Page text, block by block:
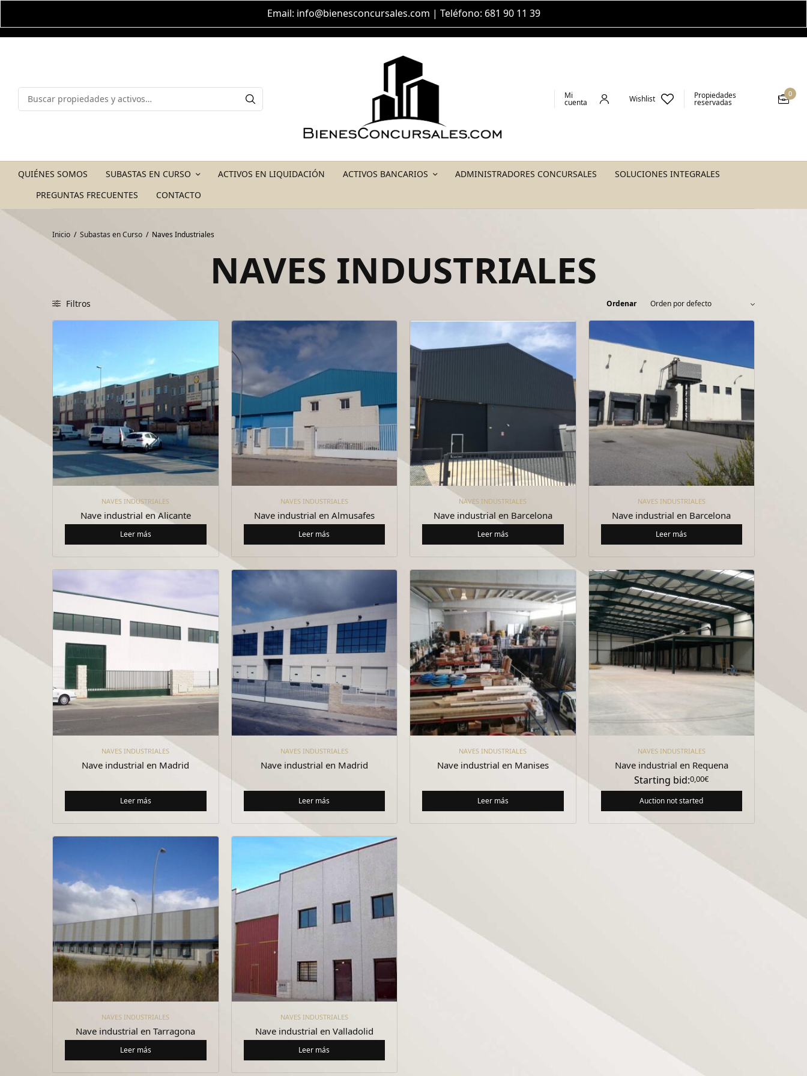
Email: info@bienesconcursales.com | Teléfono: 681 90 11 39
Mi
cuenta Wishlist Propiedades
reservadas
0
QUIÉNES SOMOS SUBASTAS EN CURSO ACTIVOS EN LIQUIDACIÓN ACTIVOS BANCARIOS ADMINISTRADORES CONCURSALES
SOLUCIONES INTEGRALES
PREGUNTAS FRECUENTES
CONTACTO
Inicio / Subastas en Curso / Naves Industriales
NAVES INDUSTRIALES
Filtros Ordenar
NAVES INDUSTRIALES
Nave industrial en Alicante
Leer más
NAVES INDUSTRIALES
Nave industrial en Almusafes
Leer más
NAVES INDUSTRIALES
Nave industrial en Barcelona
Leer más
NAVES INDUSTRIALES
Nave industrial en Barcelona
Leer más
NAVES INDUSTRIALES
Nave industrial en Madrid
Leer más
NAVES INDUSTRIALES
Nave industrial en Madrid
Leer más
NAVES INDUSTRIALES
Nave industrial en Manises
Leer más
NAVES INDUSTRIALES
Nave industrial en Requena
Starting bid:0,00€
Auction not started
NAVES INDUSTRIALES
Nave industrial en Tarragona
Leer más
NAVES INDUSTRIALES
Nave industrial en Valladolid
Leer más